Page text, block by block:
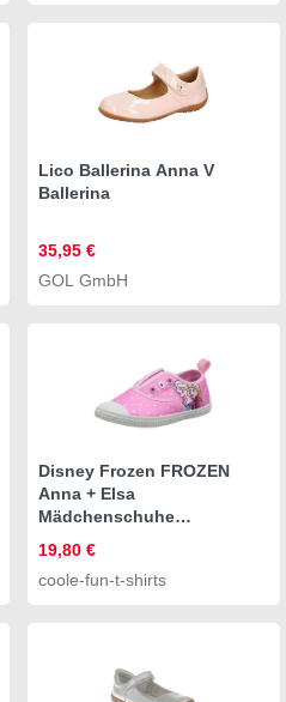
Lico Ballerina Anna V
Ballerina
35,95 €
GOL GmbH
Disney Frozen FROZEN
Anna + Elsa
Mädchenschuhe
Sneaker Ballerinas Ohne
Schnürsenkel
19,80 €
coole-fun-t-shirts